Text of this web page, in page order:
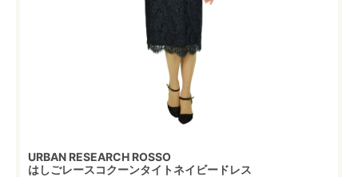
URBAN RESEARCH ROSSO
はしごレースコクーンタイトネイビードレス